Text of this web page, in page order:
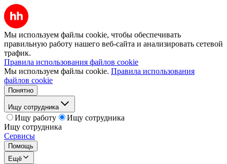
Мы используем файлы cookie, чтобы обеспечивать
правильную работу нашего веб-сайта и анализировать сетевой
трафик.
Правила использования файлов cookie
Мы используем файлы cookie. Правила использования
файлов cookie
Понятно
Ищу сотрудника
Ищу работу
Ищу сотрудника
Ищу сотрудника
Сервисы
Помощь
Ещё